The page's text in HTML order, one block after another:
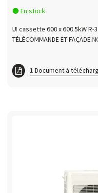
En stock
UI cassette 600 x 600 5kW
TÉLÉCOMMANDE ET FAÇADE
1 Document à